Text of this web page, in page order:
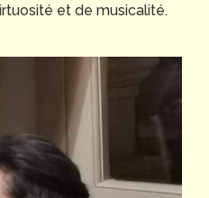
et de musicalité.